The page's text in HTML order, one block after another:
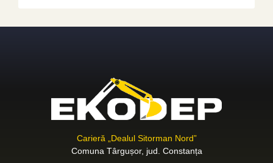
Carieră „Dealul Sitorman Nord”
Comuna Târgușor, jud. Constanța